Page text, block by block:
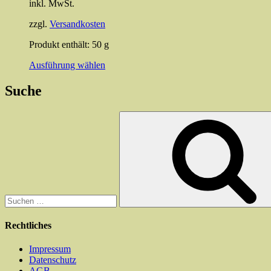
inkl. MwSt.
zzgl. Versandkosten
Produkt enthält: 50 g
Ausführung wählen
gewählt
werden
Suche
Rechtliches
Impressum
Datenschutz